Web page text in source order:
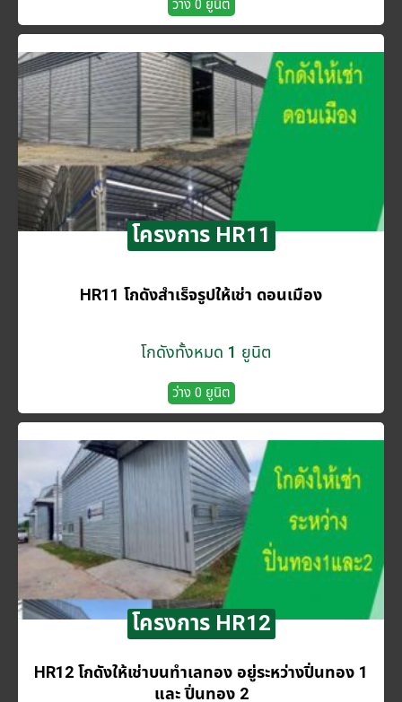
ว่าง 0 ยูนิต
โครงการ HR11
HR11 โกดังสำเร็จรูปให้เช่า ดอนเมือง
โกดังทั้งหมด 1 ยูนิต
ว่าง 0 ยูนิต
โครงการ HR12
HR12 โกดังให้เช่าบนทำเลทอง อยู่ระหว่างปิ่นทอง 1
และ ปิ่นทอง 2